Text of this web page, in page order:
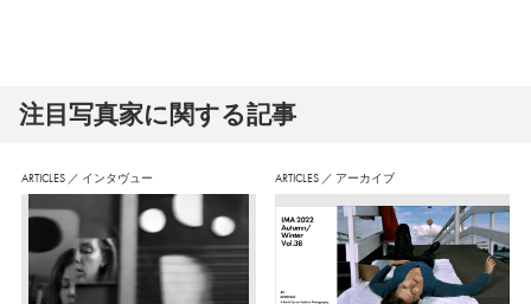
注⽬写真家に関する記事
ARTICLES ／ インタヴュー ARTICLES ／ アーカイブ